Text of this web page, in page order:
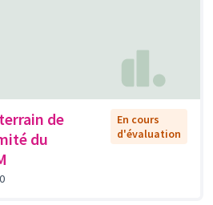
de
du
En cours
d'évaluation
0